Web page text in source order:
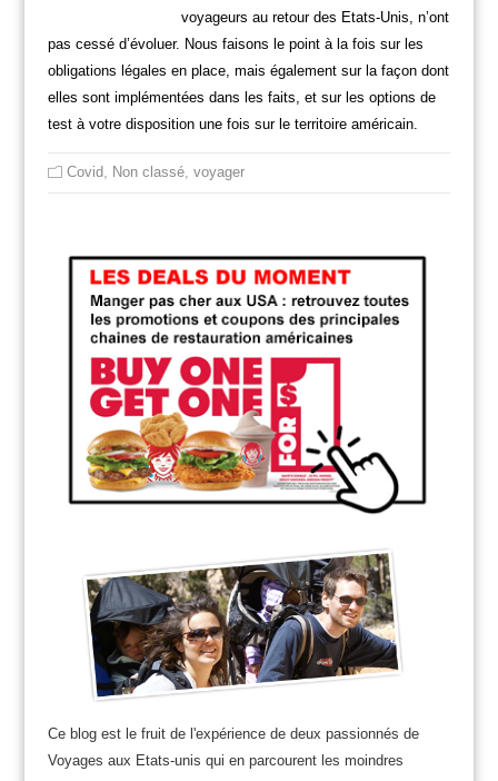
voyageurs au retour des Etats-Unis, n’ont
pas cessé d’évoluer. Nous faisons le point à la fois sur les
obligations légales en place, mais également sur la façon dont
elles sont implémentées dans les faits, et sur les options de
test à votre disposition une fois sur le territoire américain.
Covid Non classé, voyager
Ce blog est le fruit de l'expérience de deux passionnés de
Voyages aux Etats-unis qui en parcourent les moindres